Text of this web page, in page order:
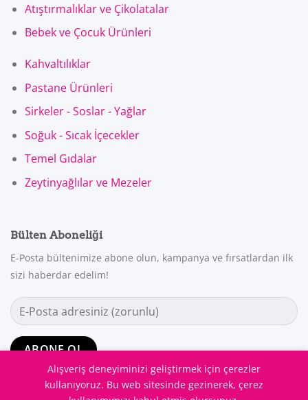
Atıştırmalıklar ve Çikolatalar
Bebek ve Çocuk Ürünleri
Kahvaltılıklar
Pastane Ürünleri
Sirkeler - Soslar - Yağlar
Soğuk - Sıcak İçecekler
Temel Gıdalar
Zeytinyağlılar ve Mezeler
Bülten Aboneliği
E-Posta bültenimize abone olun, kampanya ve fırsatlardan ilk
sizi haberdar edelim!
Alışveriş deneyiminizi geliştirmek için çerezler
kullanıyoruz. Bu web sitesinde gezinerek, çerez